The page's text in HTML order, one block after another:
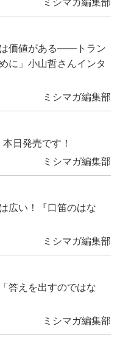
価値がある――トラン
に」小山哲さんインタ
ミシマガ編集部
日発売です！
ミシマガ編集部
広い！『口笛のはな
ミシマガ編集部
答えを出すのではな
ミシマガ編集部